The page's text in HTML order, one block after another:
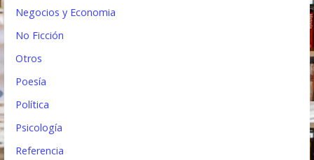
Negocios y Economia
No Ficción
Otros
Poesía
Política
Psicología
Referencia